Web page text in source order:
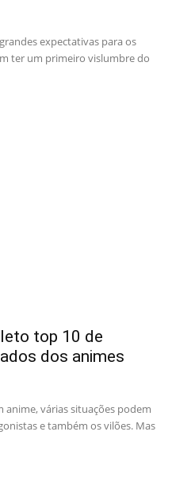
expectativas para os
ter um primeiro vislumbre do
top 10 de
dos animes
anime, várias situações podem
e também os vilões. Mas